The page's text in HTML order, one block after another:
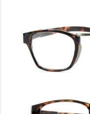
immagini